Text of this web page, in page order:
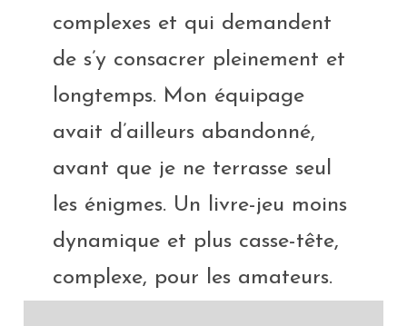
complexes et qui demandent
de s’y consacrer pleinement et
longtemps. Mon équipage
avait d’ailleurs abandonné,
avant que je ne terrasse seul
les énigmes. Un livre-jeu moins
dynamique et plus casse-tête,
complexe, pour les amateurs.